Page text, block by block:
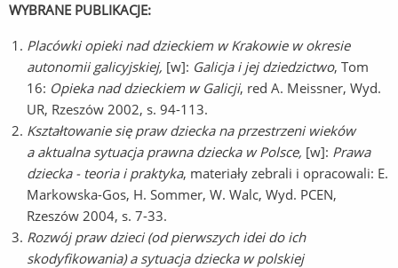
WYBRANE PUBLIKACJE:
Placówki opieki nad dzieckiem w Krakowie w okresie
autonomii galicyjskiej, [w]: Galicja i jej dziedzictwo, Tom
16: Opieka nad dzieckiem w Galicji, red A. Meissner, Wyd.
UR, Rzeszów 2002, s. 94-113.
Kształtowanie się praw dziecka na przestrzeni wieków
a aktualna sytuacja prawna dziecka w Polsce, [w]: Prawa
dziecka - teoria i praktyka, materiały zebrali i opracowali: E.
Markowska-Gos, H. Sommer, W. Walc, Wyd. PCEN,
Rzeszów 2004, s. 7-33.
Rozwój praw dzieci (od pierwszych idei do ich
skodyfikowania) a sytuacja dziecka w polskiej